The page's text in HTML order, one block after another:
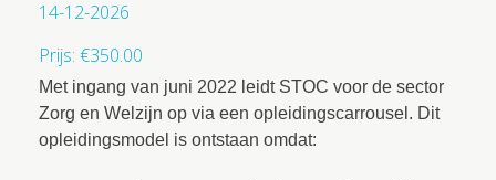
14-12-2026
Prijs: €350.00
Met ingang van juni 2022 leidt STOC voor de sector
Zorg en Welzijn op via een opleidingscarrousel. Dit
opleidingsmodel is ontstaan omdat: